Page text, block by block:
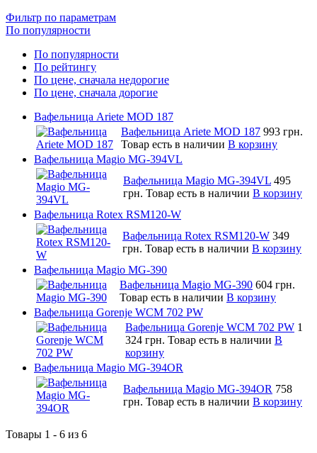
Фильтр по параметрам
По популярности
По популярности
По рейтингу
По цене, сначала недорогие
По цене, сначала дорогие
Вафельница Ariete MOD 187
Вафельница Ariete MOD 187 993 грн.
Товар есть в наличии В корзину
Вафельница Magio MG-394VL
Вафельница Magio MG-394VL 495
грн. Товар есть в наличии В корзину
Вафельница Rotex RSM120-W
Вафельница Rotex RSM120-W 349
грн. Товар есть в наличии В корзину
Вафельница Magio MG-390
Вафельница Magio MG-390 604 грн.
Товар есть в наличии В корзину
Вафельница Gorenje WCM 702 PW
Вафельница Gorenje WCM 702 PW 1
324 грн. Товар есть в наличии В
корзину
Вафельница Magio MG-394OR
Вафельница Magio MG-394OR 758
грн. Товар есть в наличии В корзину
Товары 1 - 6 из 6